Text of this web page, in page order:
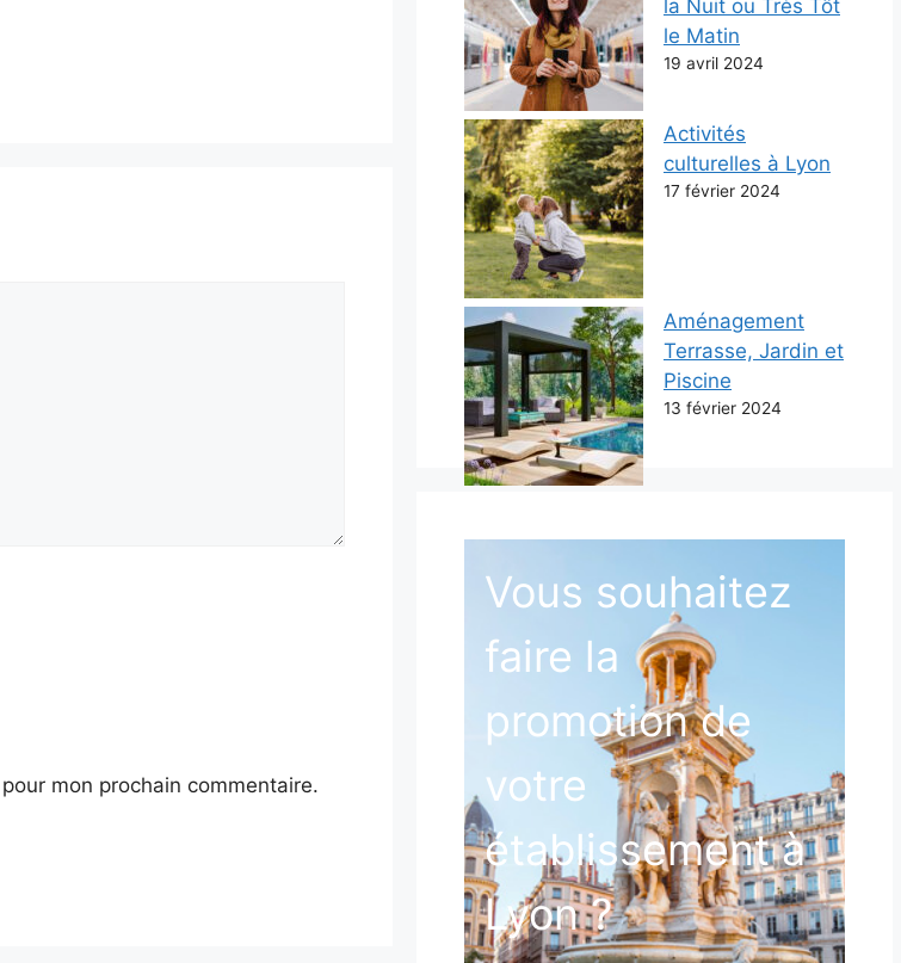
mon prochain commentaire.
la Nuit ou Très Tôt
le Matin
19 avril 2024
Activités
culturelles à Lyon
17 février 2024
Aménagement
Terrasse, Jardin et
Piscine
13 février 2024
Vous souhaitez
faire la
promotion de
votre
établissement à
Lyon ?